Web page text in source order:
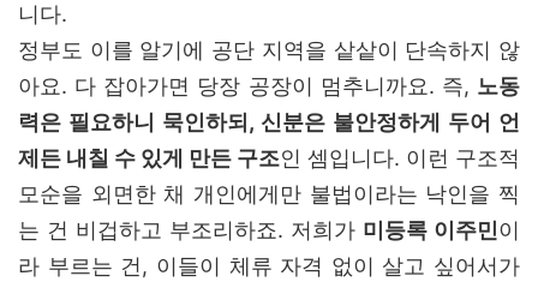
니다.
정부도 이를 알기에 공단 지역을 샅샅이 단속하지 않
아요. 다 잡아가면 당장 공장이 멈추니까요. 즉, 노동
력은 필요하니 묵인하되, 신분은 불안정하게 두어 언
제든 내칠 수 있게 만든 구조인 셈입니다. 이런 구조적
모순을 외면한 채 개인에게만 불법이라는 낙인을 찍
는 건 비겁하고 부조리하죠. 저희가 미등록 이주민이
라 부르는 건, 이들이 체류 자격 없이 살고 싶어서가